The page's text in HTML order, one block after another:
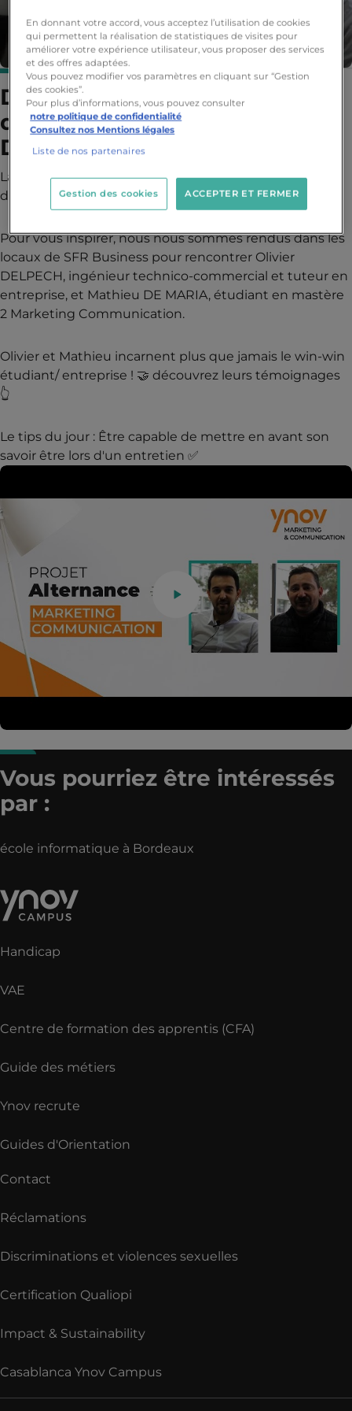
Découvrez le témoignage
d'Olivier DELPECH et Mathieu
DE MARIA
La période de recrutement et de recherche
d'alternance bat son plein ! 🔥
Pour vous inspirer, nous nous sommes rendus dans les
locaux de SFR Business pour rencontrer Olivier
DELPECH, ingénieur technico-commercial et tuteur en
entreprise, et Mathieu DE MARIA, étudiant en mastère
2 Marketing Communication.
Olivier et Mathieu incarnent plus que jamais le win-win
étudiant/ entreprise ! 🤝 découvrez leurs témoignages
👆
Le tips du jour : Être capable de mettre en avant son
savoir être lors d'un entretien ✅
Vous pourriez être intéressés
par :
école informatique à Bordeaux
Handicap
VAE
Centre de formation des apprentis (CFA)
Guide des métiers
Ynov recrute
Guides d'Orientation
Contact
Réclamations
Discriminations et violences sexuelles
Certification Qualiopi
Impact & Sustainability
Casablanca Ynov Campus
En donnant votre accord, vous acceptez l’utilisation de cookies
qui permettent la réalisation de statistiques de visites pour
améliorer votre expérience utilisateur, vous proposer des services
et des offres adaptées.
Vous pouvez modifier vos paramètres en cliquant sur “Gestion
des cookies”.
Pour plus d’informations, vous pouvez consulter
notre politique de confidentialité
Consultez nos Mentions légales
Liste de nos partenaires
ACCEPTER ET FERMER
Gestion des cookies